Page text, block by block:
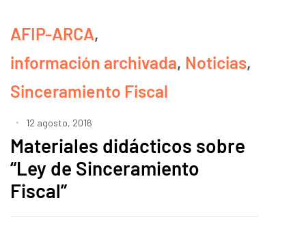
AFIP-ARCA,
información archivada, Noticias,
Sinceramiento Fiscal
12 agosto, 2016
Materiales didácticos sobre
“Ley de Sinceramiento
Fiscal”